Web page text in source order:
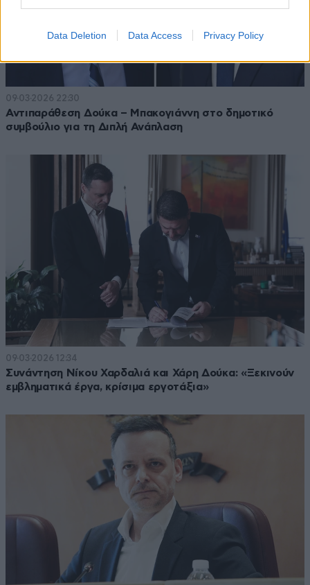
Data Deletion Data Access Privacy Policy
09·03·2026 22:30
Αντιπαράθεση Δούκα – Μπακογιάννη στο δημοτικό
συμβούλιο για τη Διπλή Ανάπλαση
09·03·2026 12:34
Συνάντηση Νίκου Χαρδαλιά και Χάρη Δούκα: «Ξεκινούν
εμβληματικά έργα, κρίσιμα εργοτάξια»